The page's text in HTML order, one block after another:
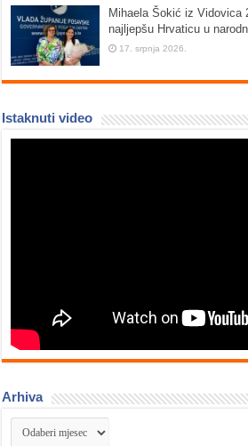
Mihaela Šokić iz Vidovica
najljepšu Hrvaticu u
17. srpnja 2026.
Istaknuti video
Arhiva
Arhiva